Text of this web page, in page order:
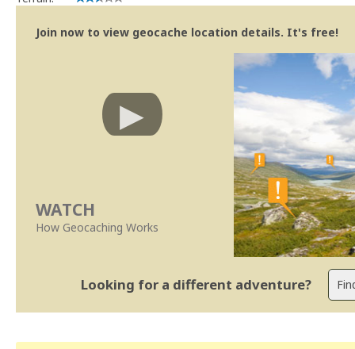
Join now to view geocache location details. It's free!
WATCH
How Geocaching Works
Looking for a different adventure?